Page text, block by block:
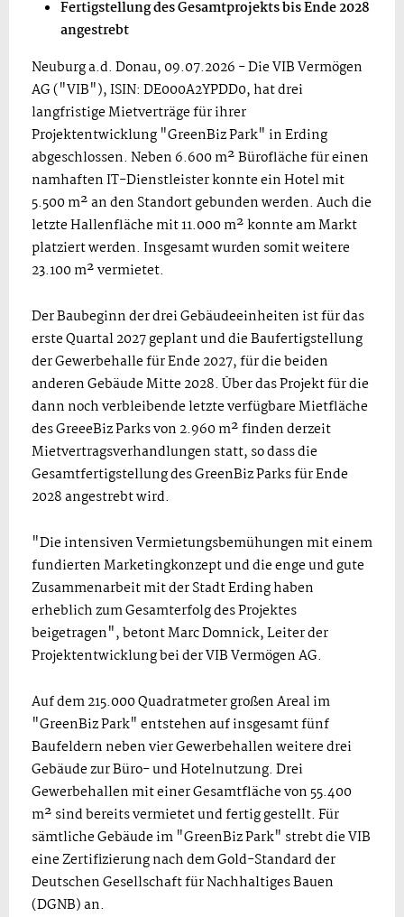
Fertigstellung des Gesamtprojekts bis Ende 2028
angestrebt
Neuburg a.d. Donau, 09.07.2026 - Die VIB Vermögen
AG ("VIB"), ISIN: DE000A2YPDD0, hat drei
langfristige Mietverträge für ihrer
Projektentwicklung "GreenBiz Park" in Erding
abgeschlossen. Neben 6.600 m² Bürofläche für einen
namhaften IT-Dienstleister konnte ein Hotel mit
5.500 m² an den Standort gebunden werden. Auch die
letzte Hallenfläche mit 11.000 m² konnte am Markt
platziert werden. Insgesamt wurden somit weitere
23.100 m² vermietet.
Der Baubeginn der drei Gebäudeeinheiten ist für das
erste Quartal 2027 geplant und die Baufertigstellung
der Gewerbehalle für Ende 2027, für die beiden
anderen Gebäude Mitte 2028. Über das Projekt für die
dann noch verbleibende letzte verfügbare Mietfläche
des GreeeBiz Parks von 2.960 m² finden derzeit
Mietvertragsverhandlungen statt, so dass die
Gesamtfertigstellung des GreenBiz Parks für Ende
2028 angestrebt wird.
"Die intensiven Vermietungsbemühungen mit einem
fundierten Marketingkonzept und die enge und gute
Zusammenarbeit mit der Stadt Erding haben
erheblich zum Gesamterfolg des Projektes
beigetragen", betont Marc Domnick, Leiter der
Projektentwicklung bei der VIB Vermögen AG.
Auf dem 215.000 Quadratmeter großen Areal im
"GreenBiz Park" entstehen auf insgesamt fünf
Baufeldern neben vier Gewerbehallen weitere drei
Gebäude zur Büro- und Hotelnutzung. Drei
Gewerbehallen mit einer Gesamtfläche von 55.400
m² sind bereits vermietet und fertig gestellt. Für
sämtliche Gebäude im "GreenBiz Park" strebt die VIB
eine Zertifizierung nach dem Gold-Standard der
Deutschen Gesellschaft für Nachhaltiges Bauen
(DGNB) an.